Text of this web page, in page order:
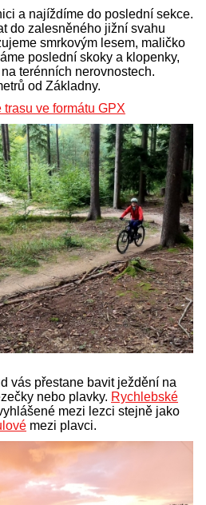
a najíždíme do poslední sekce.
do zalesněného jižní svahu
smrkovým lesem, maličko
poslední skoky a klopenky,
terénních nerovnostech.
od Základny.
trasu ve formátu GPX
vás přestane bavit ježdění na
nebo plavky. Rychlebské
mezi lezci stejně jako
mezi plavci.